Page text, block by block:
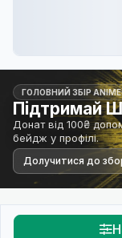
ГОЛОВНИЙ ЗБІР
Підтримай
Донат від 100₴
бейдж у профілі.
Долучитися до